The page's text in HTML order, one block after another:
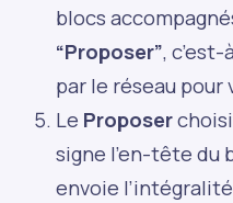
blocs
“Proposer”,
par le réseau
Le Proposer
signe l’en-tête du
envoie